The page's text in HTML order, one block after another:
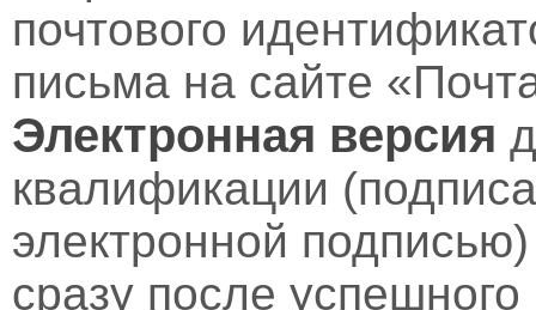
почтового
письма на сайте
Электронная версия
квалификации
электронной
сразу после